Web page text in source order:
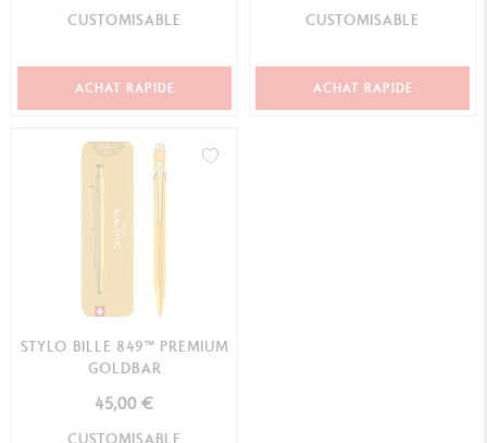
CUSTOMISABLE
ACHAT RAPIDE
CUSTOMISABLE
ACHAT RAPIDE
STYLO BILLE 849™ PREMIUM
GOLDBAR
45,00 €
CUSTOMISABLE